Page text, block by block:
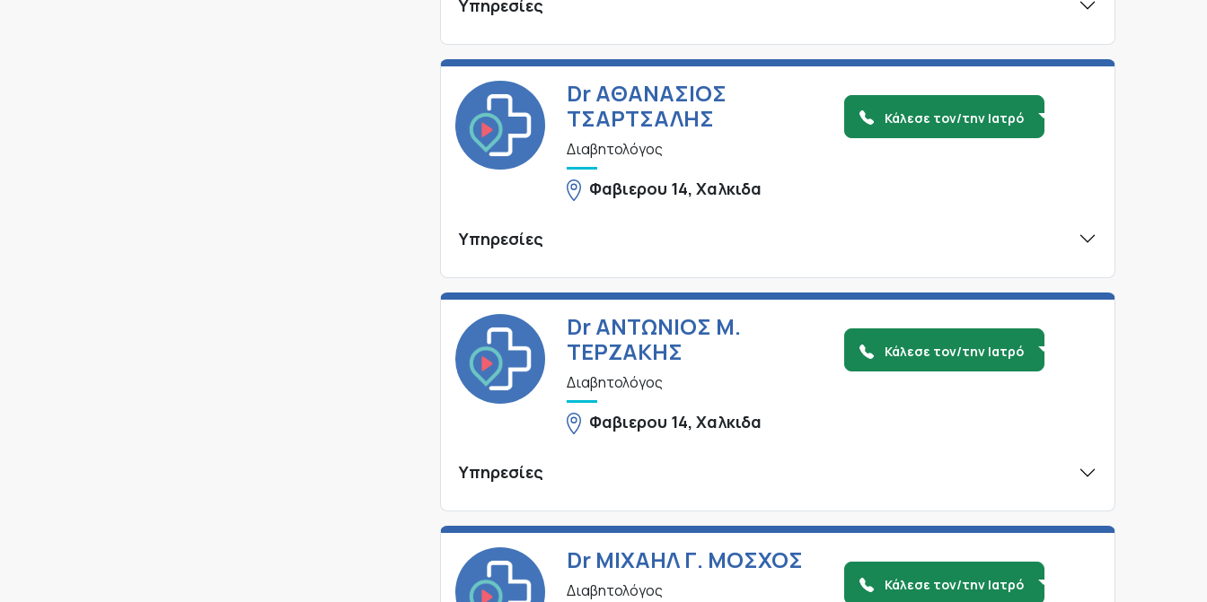
Υπηρεσίες
Dr ΑΘΑΝΑΣΙΟΣ
ΤΣΑΡΤΣΑΛΗΣ
Διαβητολόγος
Φαβιερου 14, Χαλκιδα
Κάλεσε τον/την Ιατρό
Υπηρεσίες
Dr ΑΝΤΩΝΙΟΣ Μ.
ΤΕΡΖΑΚΗΣ
Διαβητολόγος
Φαβιερου 14, Χαλκιδα
Κάλεσε τον/την Ιατρό
Υπηρεσίες
Dr ΜΙΧΑΗΛ Γ. ΜΟΣΧΟΣ
Διαβητολόγος Κάλεσε τον/την Ιατρό